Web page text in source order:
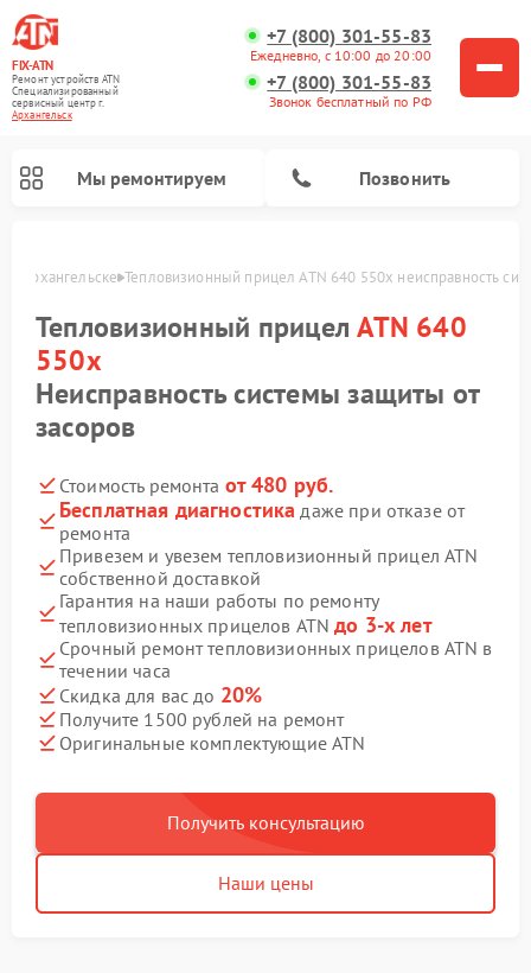
FIX-ATN
Ремонт устройств ATN
Специализированный
cервисный центр г.
Архангельск
+7 (800) 301-55-83
Ежедневно, с 10:00 до 20:00
+7 (800) 301-55-83
Звонок бесплатный по РФ
Мы ремонтируем Позвонить
в Архангельске Тепловизионный прицел ATN 640 550x неисправность
Тепловизионный прицелATN 640
550x
Неисправность системы защиты от
засоров
Стоимость ремонта от 480 руб.
Бесплатная диагностика даже при отказе от
ремонта
Привезем и увезем тепловизионный прицел ATN
собственной доставкой
Гарантия на наши работы по ремонту
тепловизионных прицелов ATNдо 3-х лет
Срочный ремонт тепловизионных прицелов ATN в
течении часа
Скидка для вас до 20%
Получите 1500 рублей на ремонт
Оригинальные комплектующие ATN
Получить консультацию
Наши цены